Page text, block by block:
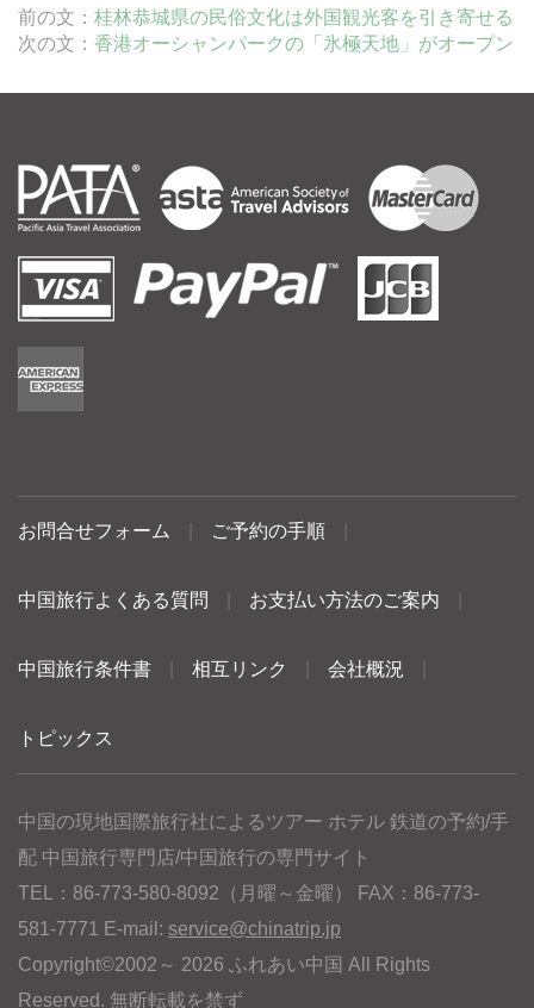
前の文： 桂林恭城県の民俗文化は外国観光客を引き寄せる
次の文： 香港オーシャンパークの「氷極天地」がオープン
お問合せフォーム ご予約の手順
中国旅行よくある質問 お支払い方法のご案内
中国旅行条件書 相互リンク 会社概況
トピックス
中国の現地国際旅行社によるツアー ホテル 鉄道の予約/手
配 中国旅行専門店/中国旅行の専門サイト
TEL：86-773-580-8092（月曜～金曜） FAX：86-773-
581-7771 E-mail: service@chinatrip.jp
Copyright©2002～ 2026 ふれあい中国 All Rights
Reserved. 無断転載を禁ず